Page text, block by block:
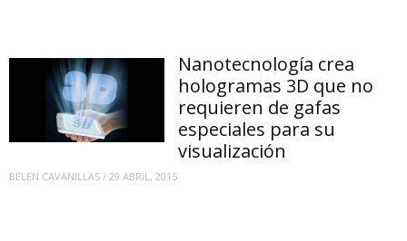
Nanotecnología crea
hologramas 3D que no
requieren de gafas
especiales para su
visualización
BELEN CAVANILLAS / 29 ABRIL, 2015